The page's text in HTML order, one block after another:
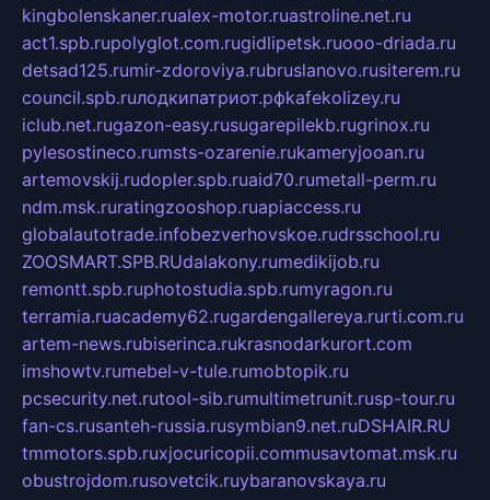
kingbolenskaner.rualex-motor.ruastroline.net.ru
act1.spb.rupolyglot.com.rugidlipetsk.ruooo-driada.ru
detsad125.rumir-zdoroviya.rubruslanovo.rusiterem.ru
council.spb.ruлодкипатриот.рфkafekolizey.ru
iclub.net.rugazon-easy.rusugarepilekb.rugrinox.ru
pylesostineco.rumsts-ozarenie.rukameryjooan.ru
artemovskij.rudopler.spb.ruaid70.rumetall-perm.ru
ndm.msk.ruratingzooshop.ruapiaccess.ru
globalautotrade.infobezverhovskoe.rudrsschool.ru
ZOOSMART.SPB.RUdalakony.rumedikijob.ru
remontt.spb.ruphotostudia.spb.rumyragon.ru
terramia.ruacademy62.rugardengallereya.rurti.com.ru
artem-news.rubiserinca.rukrasnodarkurort.com
imshowtv.rumebel-v-tule.rumobtopik.ru
pcsecurity.net.rutool-sib.rumultimetrunit.rusp-tour.ru
fan-cs.rusanteh-russia.rusymbian9.net.ruDSHAIR.RU
tmmotors.spb.ruxjocuricopii.commusavtomat.msk.ru
obustrojdom.rusovetcik.ruybaranovskaya.ru